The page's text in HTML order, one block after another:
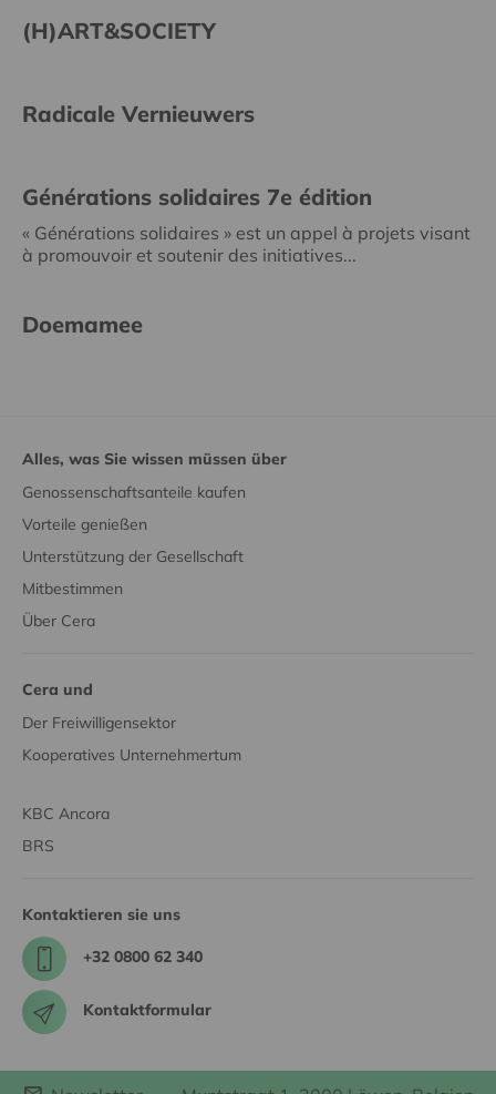
(H)ART&SOCIETY
Radicale Vernieuwers
Générations solidaires 7e édition
« Générations solidaires » est un appel à projets visant
à promouvoir et soutenir des initiatives...
Doemamee
Alles, was Sie wissen müssen über
Genossenschaftsanteile kaufen
Vorteile genießen
Unterstützung der Gesellschaft
Mitbestimmen
Über Cera
Cera und
Der Freiwilligensektor
Kooperatives Unternehmertum
KBC Ancora
BRS
Kontaktieren sie uns
+32 0800 62 340
Kontaktformular